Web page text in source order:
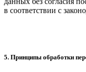
в соответствии с
5. Принципы обработки